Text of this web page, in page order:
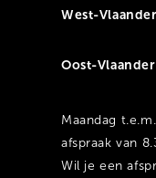
West-
Oost-
Maandag
afspraak van
Wil je een